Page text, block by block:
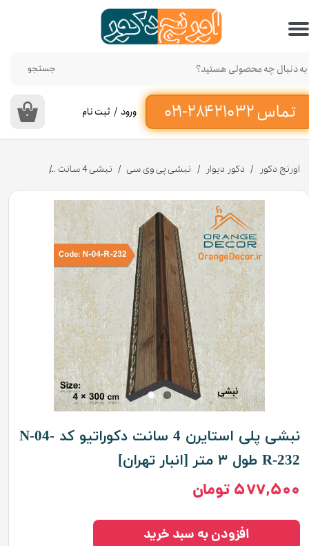
تماس ۳۲ ۲۱۰ ۲۸۴-۰۲۱‌
جستجو
۰ ورود / ثبت نام
حساب کاربری من
تغییر گذر واژه
سفارشات
خروج از حساب کاربری
اورنج دکور دکور دیوار نبشی پی وی سی نبشی 4 سانت
نبشی پلی استایرن 4 سانت دکوراتیو کد N-04-
R-232 طول ۳ متر [انبار تهران]
۵۷۷,۵۰۰ تومان
افزودن به سبد خرید